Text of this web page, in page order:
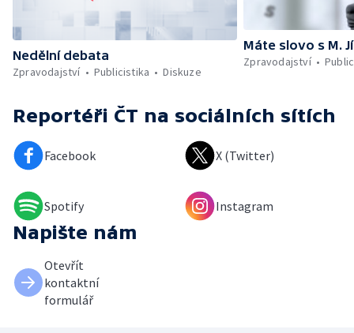
Nedělní debata
Zpravodajství
Publicistika Diskuze
Máte slovo s M.
Zpravodajství
Reportéři ČT na sociálních sítích
Facebook X (Twitter)
Spotify Instagram
Napište nám
Otevřít
kontaktní
formulář